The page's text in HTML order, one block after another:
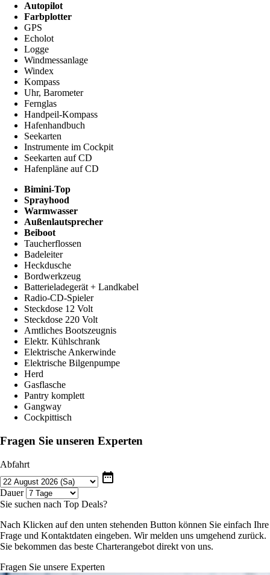
Autopilot
Farbplotter
GPS
Echolot
Logge
Windmessanlage
Windex
Kompass
Uhr, Barometer
Fernglas
Handpeil-Kompass
Hafenhandbuch
Seekarten
Instrumente im Cockpit
Seekarten auf CD
Hafenpläne auf CD
Bimini-Top
Sprayhood
Warmwasser
Außenlautsprecher
Beiboot
Taucherflossen
Badeleiter
Heckdusche
Bordwerkzeug
Batterieladegerät + Landkabel
Radio-CD-Spieler
Steckdose 12 Volt
Steckdose 220 Volt
Amtliches Bootszeugnis
Elektr. Kühlschrank
Elektrische Ankerwinde
Elektrische Bilgenpumpe
Herd
Gasflasche
Pantry komplett
Gangway
Cockpittisch
Fragen Sie unseren Experten
Abfahrt
date_range
Dauer
Sie suchen nach Top Deals?
Nach Klicken auf den unten stehenden Button können Sie einfach Ihre
Frage und Kontaktdaten eingeben. Wir melden uns umgehend zurück.
Sie bekommen das beste Charterangebot direkt von uns.
Fragen Sie unsere Experten